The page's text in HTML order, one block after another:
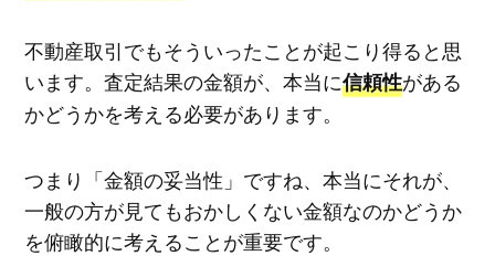
不動産取引でもそういったことが起こり得ると思
います。査定結果の金額が、本当に信頼性がある
かどうかを考える必要があります。
つまり「金額の妥当性」ですね、本当にそれが、
一般の方が見てもおかしくない金額なのかどうか
を俯瞰的に考えることが重要です。